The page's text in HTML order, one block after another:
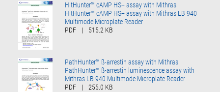
HitHunter™ cAMP HS+ assay with Mithras
HitHunter™ cAMP HS+ assay with Mithras LB 940
Multimode Microplate Reader
PDF
| 515.2 KB
PathHunter™ ß-arrestin assay with Mithras
PathHunter™ ß-arrestin luminescence assay with
Mithras LB 940 Multimode Microplate Reader
PDF
| 255.0 KB